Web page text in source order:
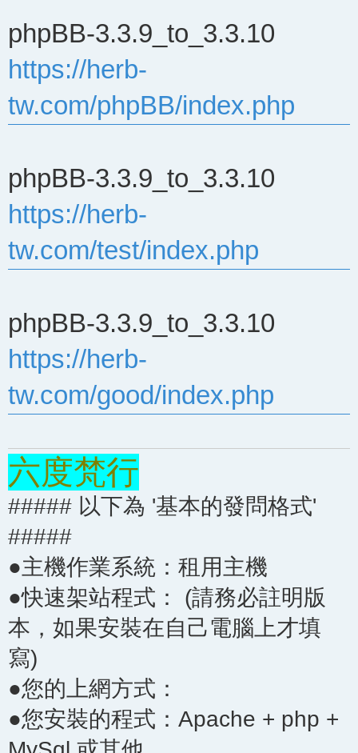
讀
文
章
phpBB-3.3.9_to_3.3.10
https://herb-
tw.com/phpBB/index.php
phpBB-3.3.9_to_3.3.10
https://herb-
tw.com/test/index.php
phpBB-3.3.9_to_3.3.10
https://herb-
tw.com/good/index.php
六度梵行
##### 以下為 '基本的發問格式'
#####
●主機作業系統：租用主機
●快速架站程式： (請務必註明版
本，如果安裝在自己電腦上才填
寫)
●您的上網方式：
●您安裝的程式：Apache + php +